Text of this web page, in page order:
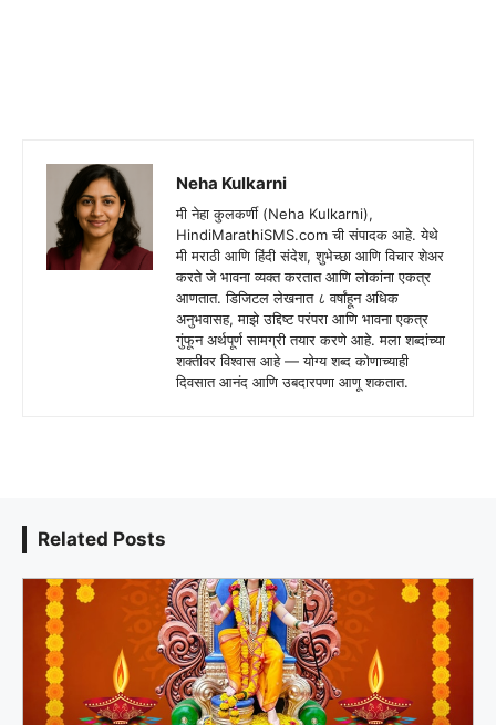
Neha Kulkarni
मी नेहा कुलकर्णी (Neha Kulkarni),
HindiMarathiSMS.com ची संपादक आहे. येथे
मी मराठी आणि हिंदी संदेश, शुभेच्छा आणि विचार शेअर
करते जे भावना व्यक्त करतात आणि लोकांना एकत्र
आणतात. डिजिटल लेखनात ८ वर्षांहून अधिक
अनुभवासह, माझे उद्दिष्ट परंपरा आणि भावना एकत्र
गुंफून अर्थपूर्ण सामग्री तयार करणे आहे. मला शब्दांच्या
शक्तीवर विश्वास आहे — योग्य शब्द कोणाच्याही
दिवसात आनंद आणि उबदारपणा आणू शकतात.
Related Posts